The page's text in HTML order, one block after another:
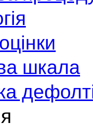
шкала